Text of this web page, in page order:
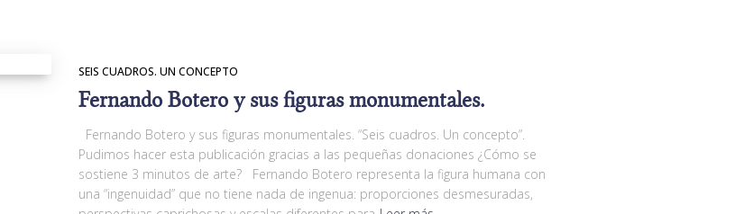
SEIS CUADROS. UN CONCEPTO
Fernando Botero y sus figuras monumentales.
Fernando Botero y sus figuras monumentales. “Seis cuadros. Un concepto”.
Pudimos hacer esta publicación gracias a las pequeñas donaciones ¿Cómo se
sostiene 3 minutos de arte? Fernando Botero representa la figura humana con
una “ingenuidad” que no tiene nada de ingenua: proporciones desmesuradas,